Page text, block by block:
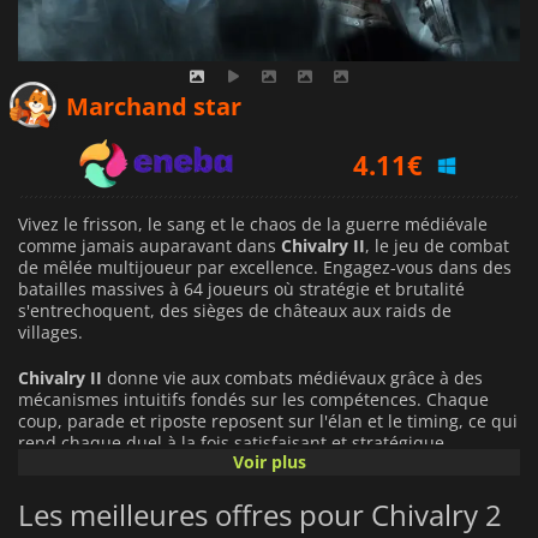
Marchand star
4.11€
4.12€
Vivez le frisson, le sang et le chaos de la guerre médiévale
comme jamais auparavant dans Chivalry II, le jeu de combat
de mêlée multijoueur par excellence. Engagez-vous dans des
batailles massives à 64 joueurs où stratégie et brutalité
s'entrechoquent, des sièges de châteaux aux raids de
villages.
Chivalry II donne vie aux combats médiévaux grâce à des
mécanismes intuitifs fondés sur les compétences. Chaque
coup, parade et riposte reposent sur l'élan et le timing, ce qui
rend chaque duel à la fois satisfaisant et stratégique.
Choisissez parmi un vaste arsenal d'armes, chacune dotée de
à cheval ajoute une dimension palpitante : montez au
combat, piétinez vos ennemis et affrontez d'autres chevaliers,
Voir plus
Les meilleures offres pour Chivalry 2